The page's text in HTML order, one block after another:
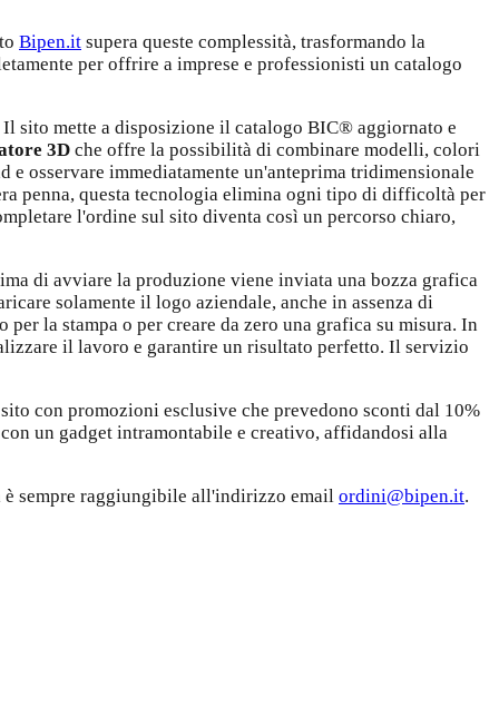
Bipen.it supera queste complessità, trasformando la
per offrire a imprese e professionisti un catalogo
sito mette a disposizione il catalogo BIC® aggiornato e
3D che offre la possibilità di combinare modelli, colori
osservare immediatamente un'anteprima tridimensionale
penna, questa tecnologia elimina ogni tipo di difficoltà per
l'ordine sul sito diventa così un percorso chiaro,
di avviare la produzione viene inviata una bozza grafica
solamente il logo aziendale, anche in assenza di
la stampa o per creare da zero una grafica su misura. In
il lavoro e garantire un risultato perfetto. Il servizio
con promozioni esclusive che prevedono sconti dal 10%
un gadget intramontabile e creativo, affidandosi alla
sempre raggiungibile all'indirizzo email ordini@bipen.it.